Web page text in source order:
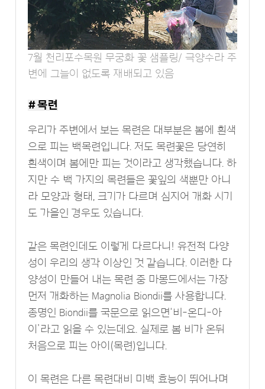
7월 천리포수목원 무궁화 꽃 샘플링/ 극양수라 주
변에 그늘이 없도록 재배되고 있음
# 목련
우리가 주변에서 보는 목련은 대부분은 봄에 흰색
으로 피는 백목련입니다. 저도 목련꽃은 당연히
흰색이며 봄에만 피는 것이라고 생각했습니다. 하
지만 수 백 가지의 목련들은 꽃잎의 색뿐만 아니
라 모양과 형태, 크기가 다르며 심지어 개화 시기
도 가을인 경우도 있습니다.
같은 목련인데도 이렇게 다르다니! 유전적 다양
성이 우리의 생각 이상인 것 같습니다. 이러한 다
양성이 만들어 내는 목련 중 마몽드에서는 가장
먼저 개화하는 Magnolia Biondii를 사용합니다.
종명인 Biondii를 국문으로 읽으면‘비-온디-아
이’라고 읽을 수 있는데요. 실제로 봄 비가 온뒤
처음으로 피는 아이(목련)입니다.
이 목련은 다른 목련대비 미백 효능이 뛰어나며